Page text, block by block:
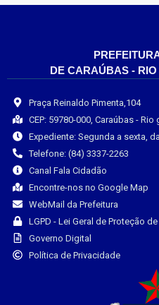
DE CARAÚBAS -
Praça Reinaldo Pimenta,104
CEP: 59780-000, Caraúbas -
Expediente: Segunda a sexta,
Telefone: (84) 3337-2263
Canal Fala Cidadão
Encontre-nos no Google Map
WebMail da Prefeitura
LGPD - Lei Geral de Proteção
Governo Digital
Política de Privacidade